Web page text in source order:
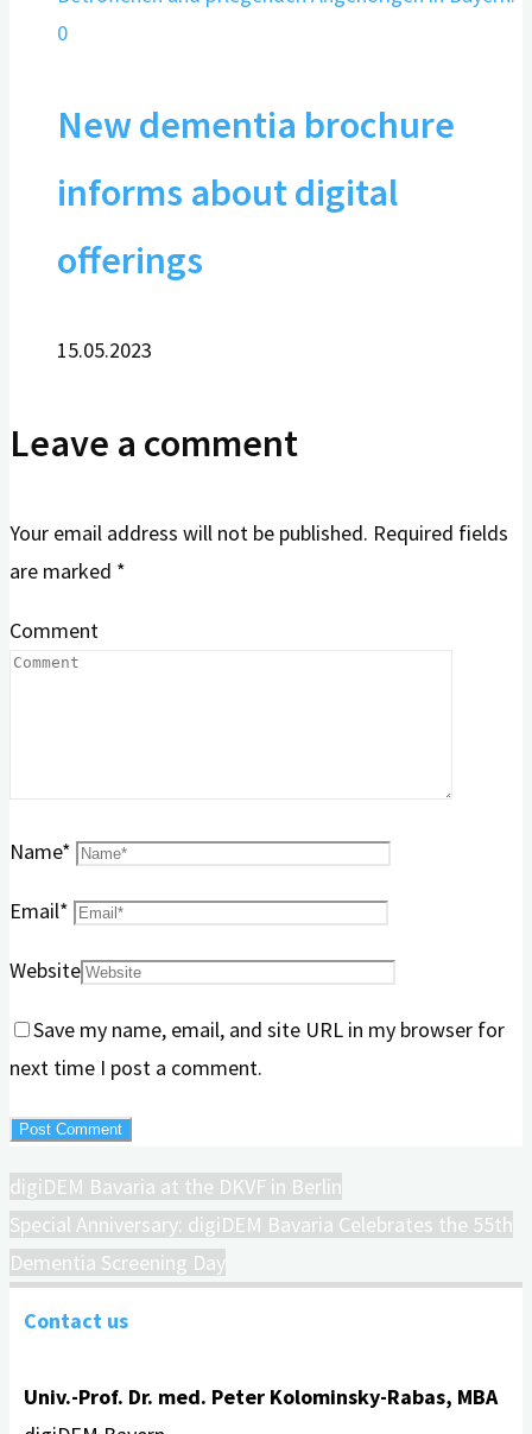
0
New dementia brochure
informs about digital
offerings
15.05.2023
Leave a comment
Your email address will not be published. Required fields
are marked *
Comment
Name*
Email*
Website
Save my name, email, and site URL in my browser for
next time I post a comment.
digiDEM Bavaria at the DKVF in Berlin
Special Anniversary: digiDEM Bavaria Celebrates the 55th
Dementia Screening Day
Contact us
Univ.-Prof. Dr. med. Peter Kolominsky-Rabas, MBA